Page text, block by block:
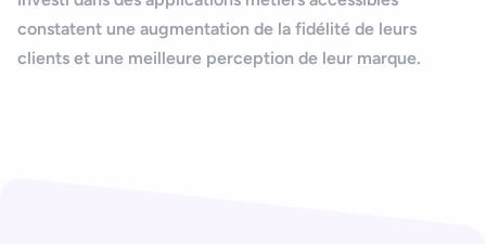
constatent une augmentation de la fidélité de leurs
clients et une meilleure perception de leur marque.